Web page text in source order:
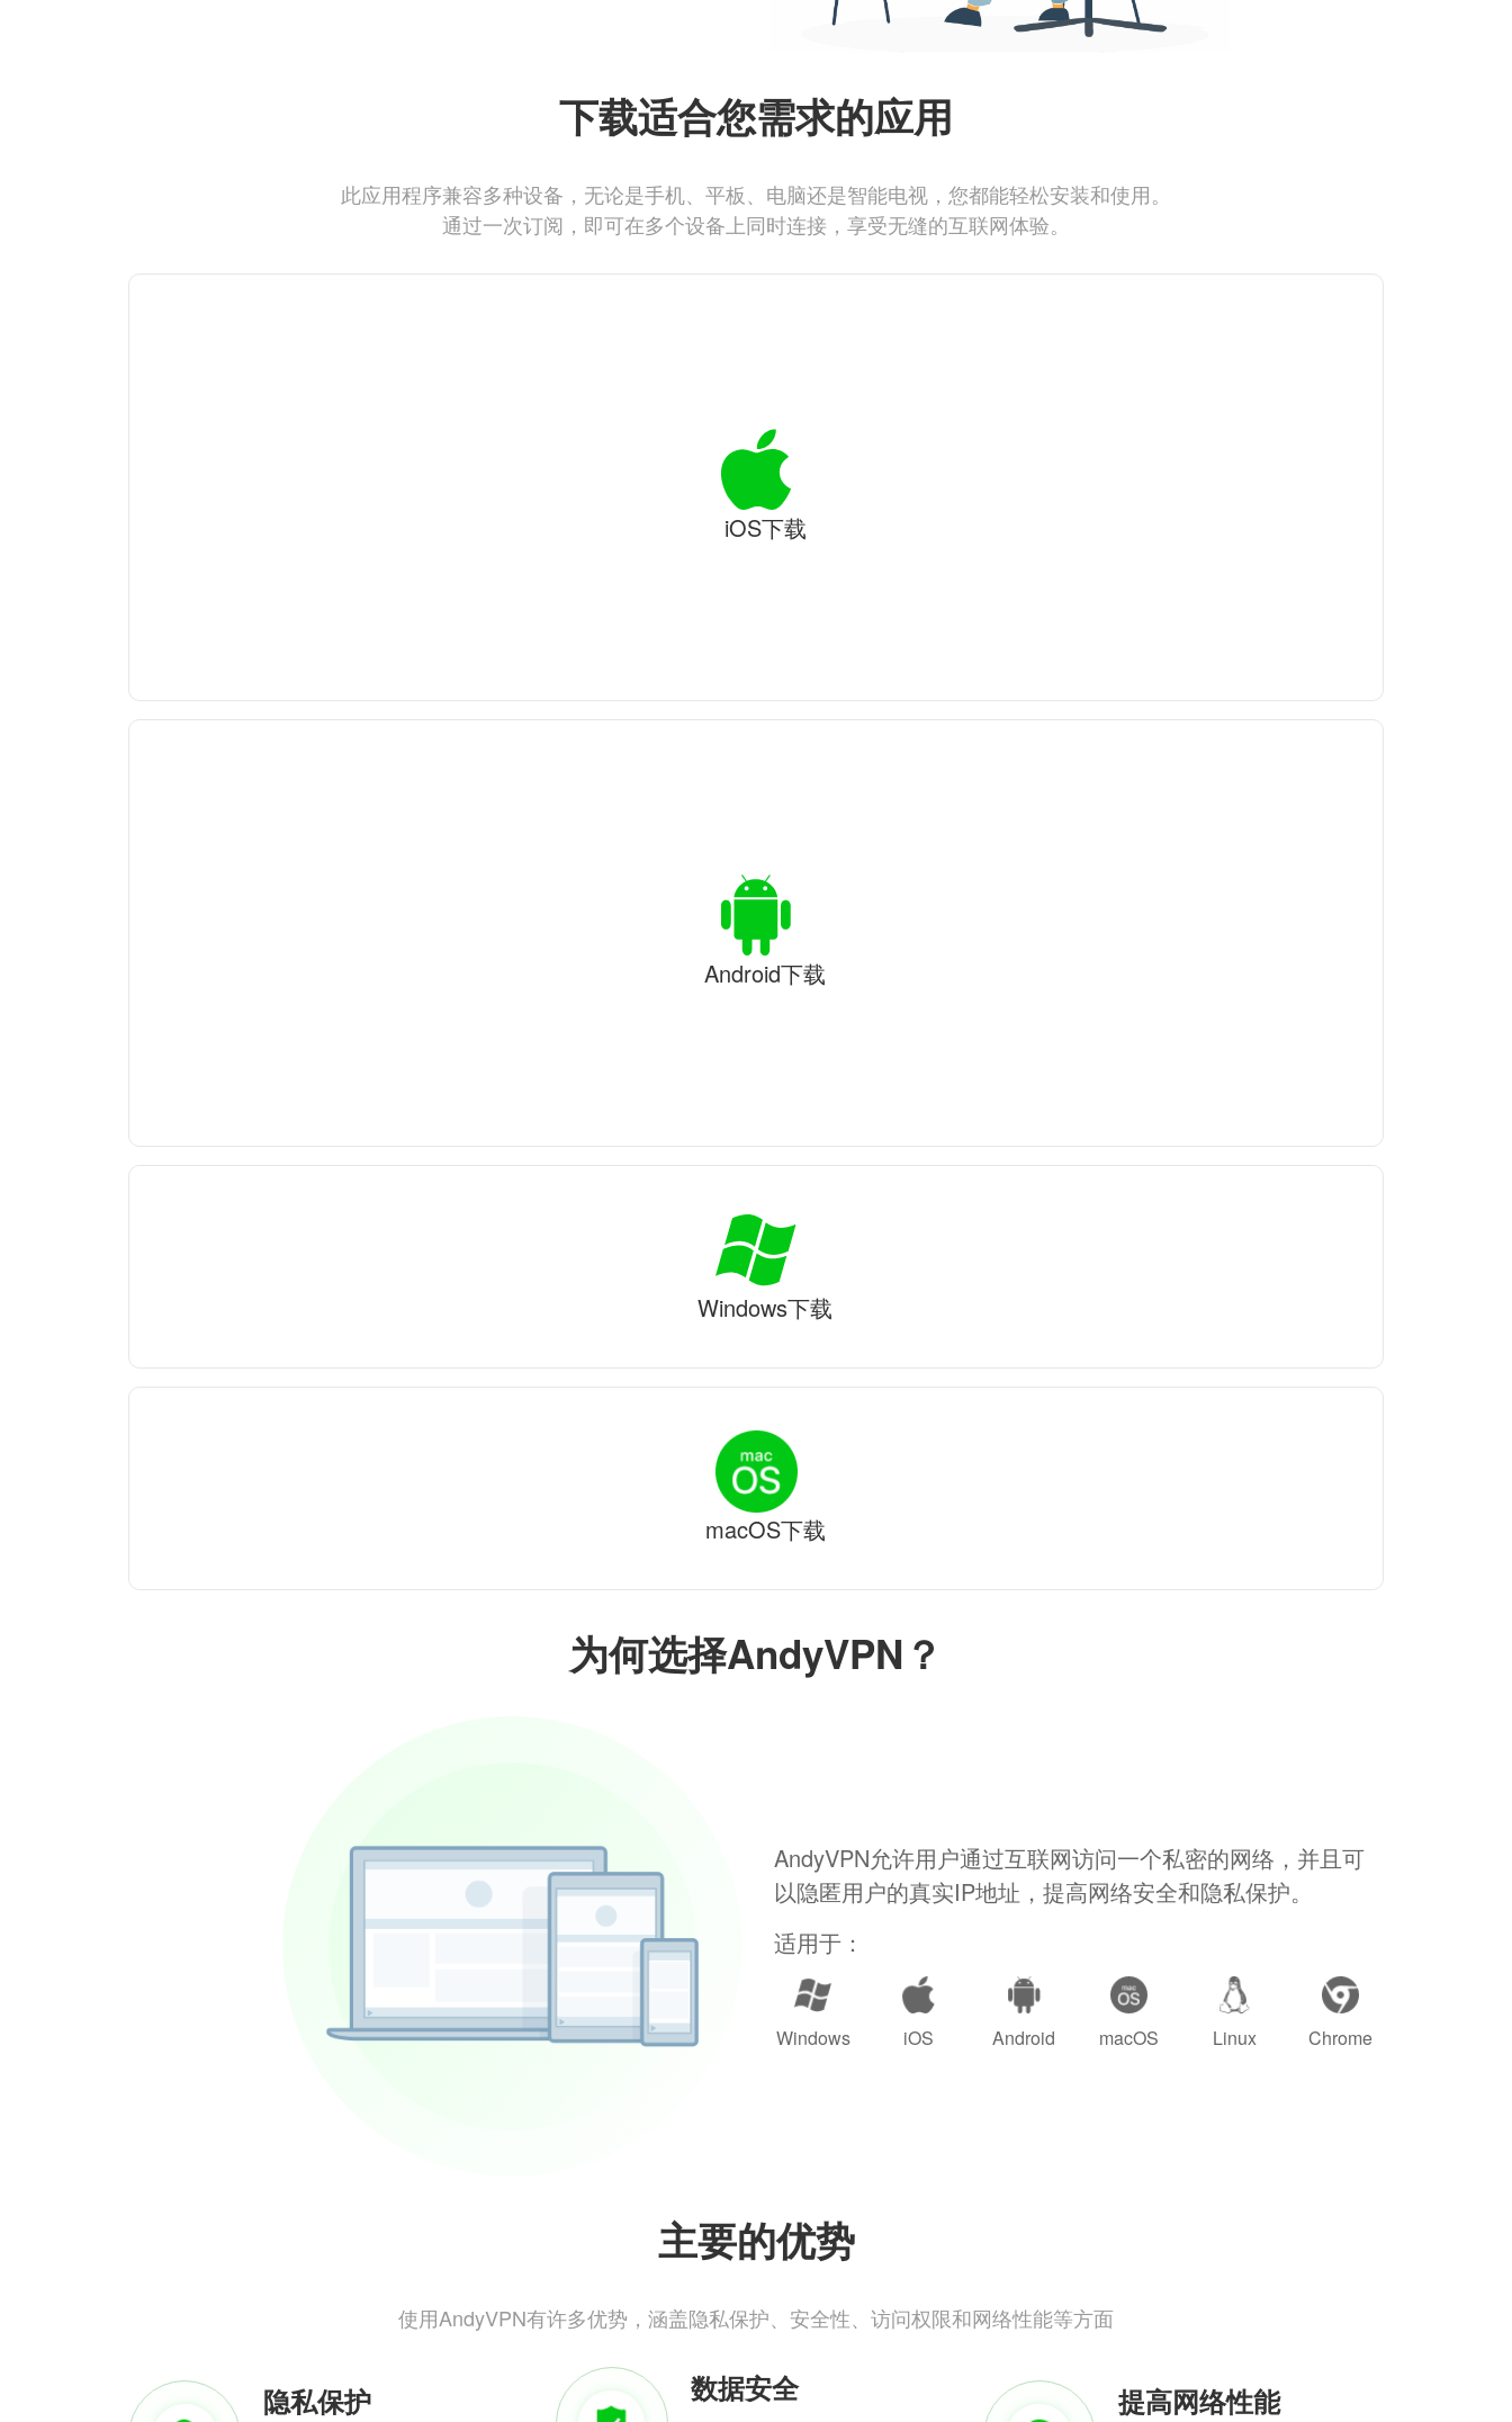
为何选择AndyVPN？
AndyVPN允许用户通过互联网访问一个私密的网络，并且可
以隐匿用户的真实IP地址，提高网络安全和隐私保护。
适用于：
Windows iOS Android macOS Linux Chrome
主要的优势
使用AndyVPN有许多优势，涵盖隐私保护、安全性、访问权限和网络性能等方面
隐私保护 数据安全 提高网络性能
下载适合您需求的应用
此应用程序兼容多种设备，无论是手机、平板、电脑还是智能电视，您都能轻松安装和使用。
通过一次订阅，即可在多个设备上同时连接，享受无缝的互联网体验。
iOS下载
Android下载
Windows下载
macOS下载